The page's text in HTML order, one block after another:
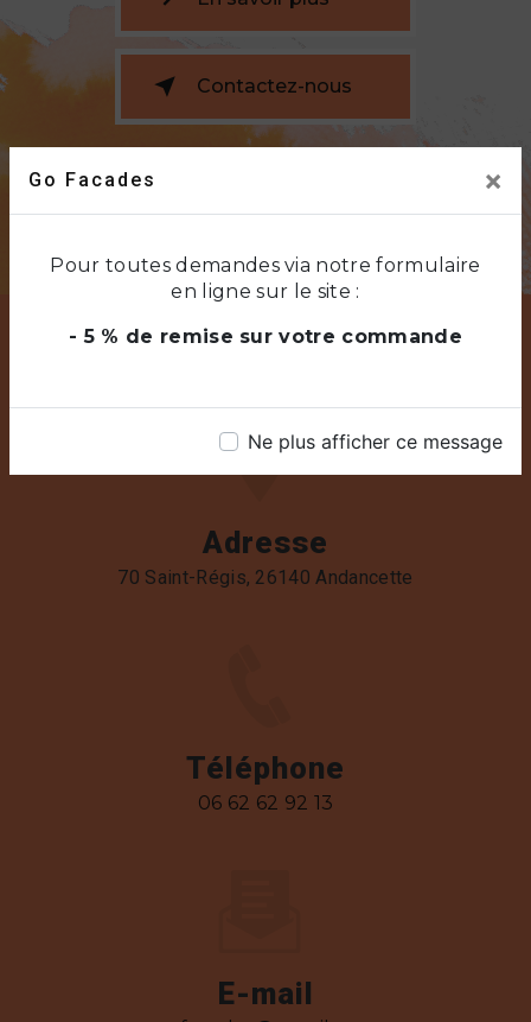
Go Facades ×
Pour toutes demandes via notre formulaire
en ligne sur le site :
- 5 % de remise sur votre commande
Ne plus afficher ce message
Contactez-nous
Adresse
70 Saint-Régis, 26140 Andancette
Téléphone
06 62 62 92 13
E-mail